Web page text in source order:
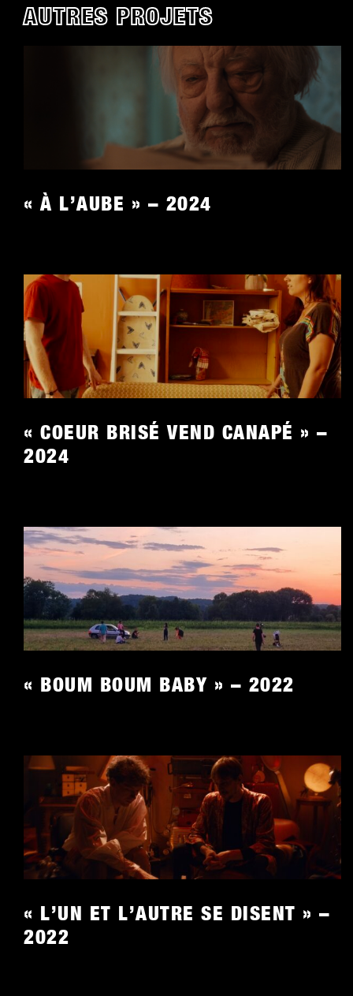
AUTRES PROJETS
À L’AUBE » –
202
« À L’AUBE » – 2024
COEUR BRISÉ VEND CANAPÉ » –
202
« COEUR BRISÉ VEND CANAPÉ » –
2024
BOUM BOUM BABY » –
202
2
« BOUM BOUM BABY » – 2022
L’UN ET L’AUTRE SE DISENT » –
202
2
« L’UN ET L’AUTRE SE DISENT » –
2022